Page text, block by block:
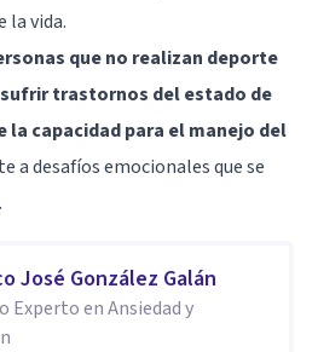
la vida.
que no realizan deporte
trastornos del estado de
la capacidad para el manejo del
a desafíos emocionales que se
José González Galán
Experto en Ansiedad y